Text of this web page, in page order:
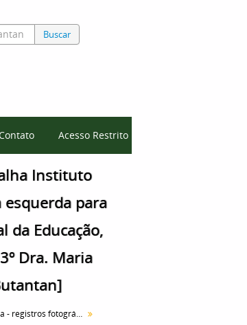
Buscar
Acesso Restrito
Instituto
esquerda para
da Educação,
Dra. Maria
Serviço de fotografia - registros fotográficos